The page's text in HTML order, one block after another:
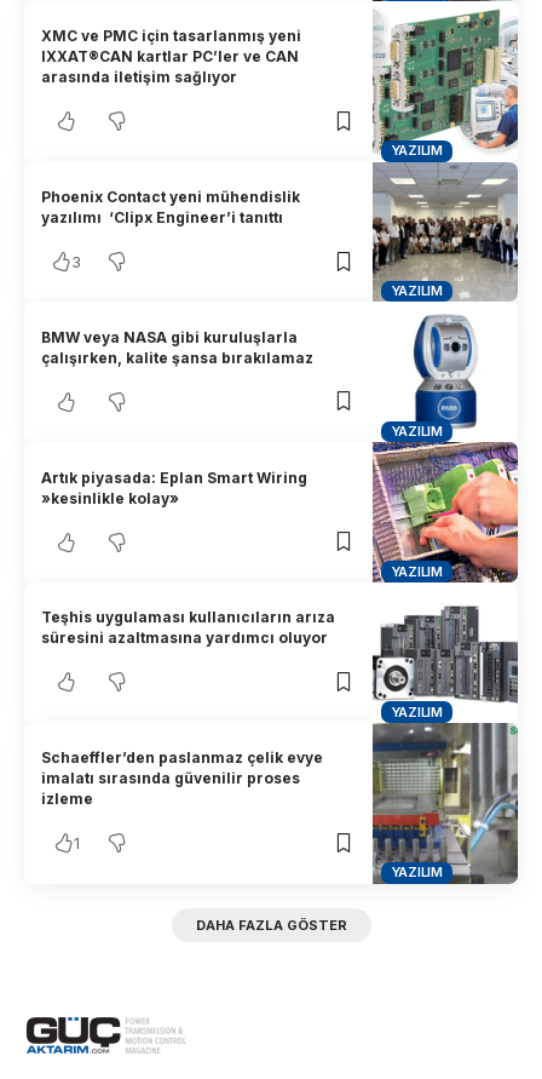
YAZILIM
XMC ve PMC için tasarlanmış yeni
IXXAT®CAN kartlar PC’ler ve CAN
arasında iletişim sağlıyor
YAZILIM
Phoenix Contact yeni mühendislik
yazılımı ‘Clipx Engineer’i tanıttı
3
YAZILIM
BMW veya NASA gibi kuruluşlarla
çalışırken, kalite şansa bırakılamaz
YAZILIM
Artık piyasada: Eplan Smart Wiring
»kesinlikle kolay»
YAZILIM
Teşhis uygulaması kullanıcıların arıza
süresini azaltmasına yardımcı oluyor
YAZILIM
Schaeffler’den paslanmaz çelik evye
imalatı sırasında güvenilir proses
izleme
1
DAHA FAZLA GÖSTER